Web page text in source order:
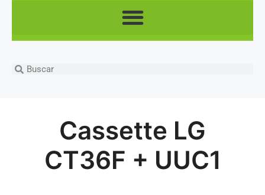
Cassette LG
CT36F + UUC1